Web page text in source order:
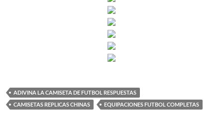
ADIVINA LA CAMISETA DE FUTBOL RESPUESTAS
CAMISETAS REPLICAS CHINAS
EQUIPACIONES FUTBOL COMPLETAS